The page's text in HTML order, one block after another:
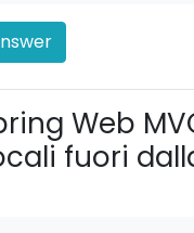
Web
fuori